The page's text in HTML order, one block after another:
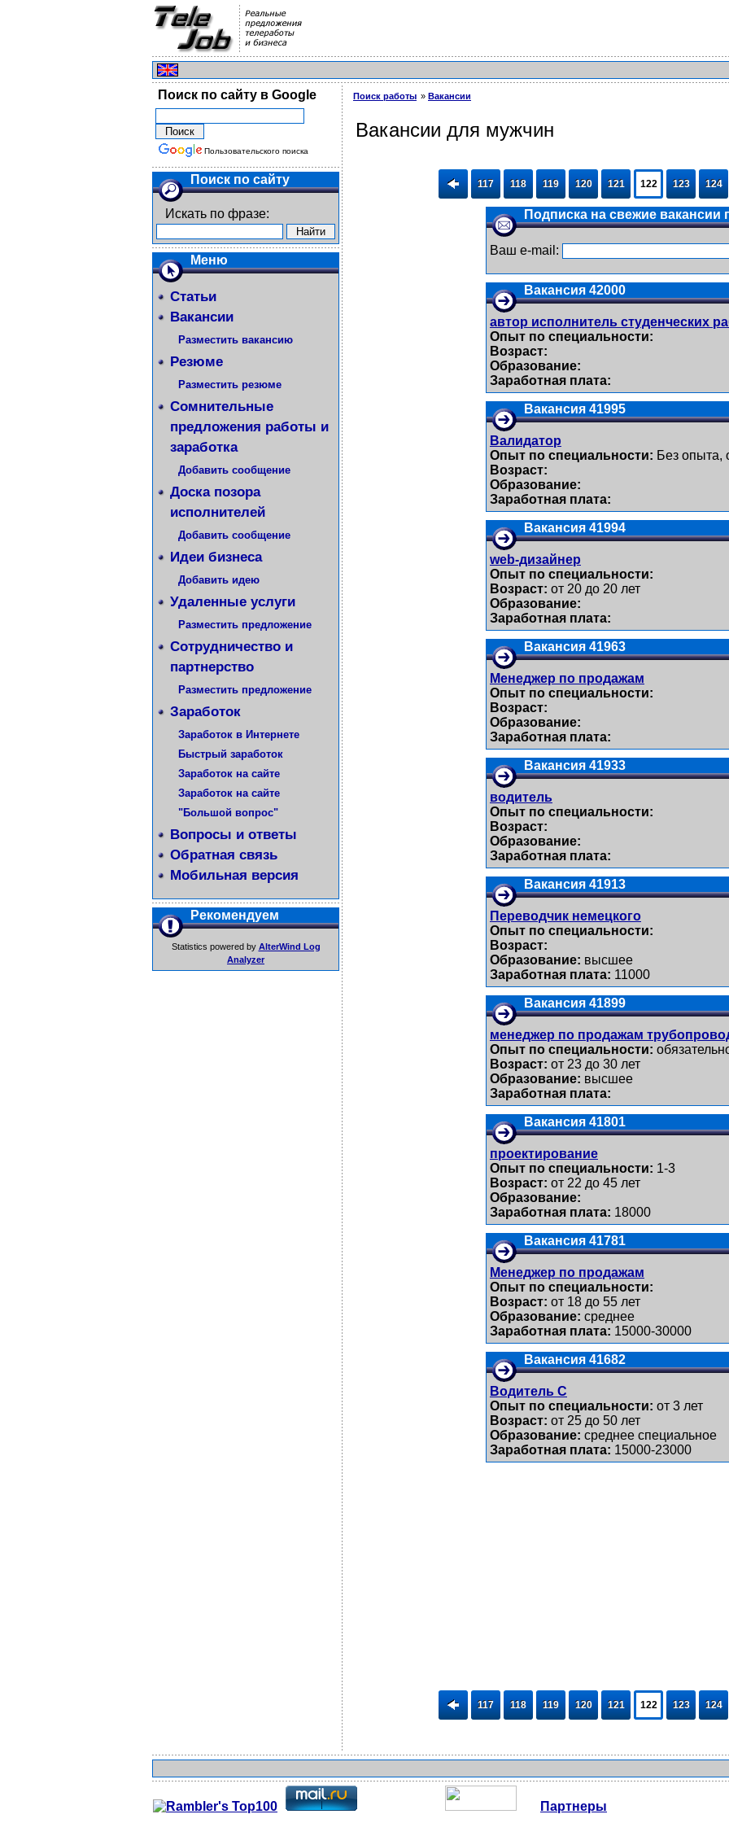
Поиск по сайту в Google
Пользовательского поиска
Поиск по сайту
Искать по фразе:
Меню
Статьи
Вакансии
Разместить вакансию
Резюме
Разместить резюме
Сомнительные
предложения работы и
заработка
Добавить сообщение
Доска позора
исполнителей
Добавить сообщение
Идеи бизнеса
Добавить идею
Удаленные услуги
Разместить предложение
Сотрудничество и
партнерство
Разместить предложение
Заработок
Заработок в Интернете
Быстрый заработок
Заработок на сайте
Заработок на сайте
"Большой вопрос"
Вопросы и ответы
Обратная связь
Мобильная версия
Рекомендуем
Statistics powered by AlterWind Log
Analyzer
Поиск работы Вакансии
Вакансии для мужчин
117 118 119 120 121 122 123 124
Подписка на свежие вакансии
Ваш e-mail:
Вакансия 42000
автор исполнитель студенческих
Опыт по специальности:
Возраст:
Образование:
Заработная плата:
Вакансия 41995
Валидатор
Опыт по специальности: Без опыта,
Возраст:
Образование:
Заработная плата:
Вакансия 41994
web-дизайнер
Опыт по специальности:
Возраст: от 20 до 20 лет
Образование:
Заработная плата:
Вакансия 41963
Менеджер по продажам
Опыт по специальности:
Возраст:
Образование:
Заработная плата:
Вакансия 41933
водитель
Опыт по специальности:
Возраст:
Образование:
Заработная плата:
Вакансия 41913
Переводчик немецкого
Опыт по специальности:
Возраст:
Образование: высшее
Заработная плата: 11000
Вакансия 41899
менеджер по продажам
Опыт по специальности:
Возраст: от 23 до 30 лет
Образование: высшее
Заработная плата:
Вакансия 41801
проектирование
Опыт по специальности: 1-3
Возраст: от 22 до 45 лет
Образование:
Заработная плата: 18000
Вакансия 41781
Менеджер по продажам
Опыт по специальности:
Возраст: от 18 до 55 лет
Образование: среднее
Заработная плата: 15000-30000
Вакансия 41682
Водитель С
Опыт по специальности: от 3 лет
Возраст: от 25 до 50 лет
Образование: среднее специальное
Заработная плата: 15000-23000
117 118 119 120 121 122 123 124
Партнеры